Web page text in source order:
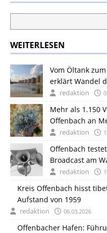
WEITERLESEN
Vom Öltank
erklärt Wandel
redaktion
Mehr als 1.150
Offenbach an
redaktion
Offenbach
Broadcast am
redaktion
Kreis Offenbach hisst
Aufstand von 1959
redaktion 06.03.2026
Offenbacher Hafen: